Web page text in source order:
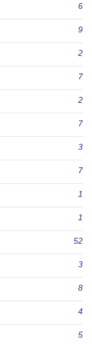
6
9
2
7
2
7
3
7
1
1
52
3
8
4
5